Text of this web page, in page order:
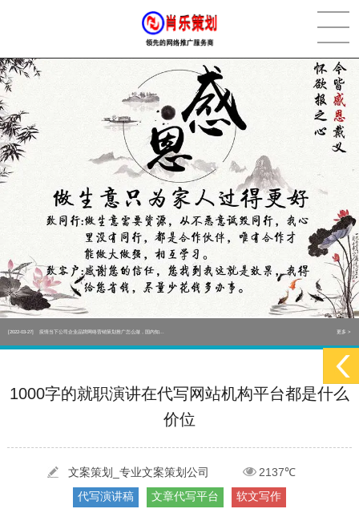
[2022-05-29] 实体门店如何做网络推广吸引客户，实体店网络营销技巧... 更多 >
[2022-05-04] 污水处理设备厂家产品如何做网络推广（污水处理项目网... 更多 >
[2022-03-27] 疫情当下公司企业品牌网络营销策划推广怎么做，国内知... 更多 >
实体门店如何做网络推广吸引客户，实体店网络营销技巧... 更多 >
1000字的就职演讲在代写网站机构平台都是什么
价位
文案策划_专业文案策划公司
2137℃
代写演讲稿
文章代写平台 软文写作